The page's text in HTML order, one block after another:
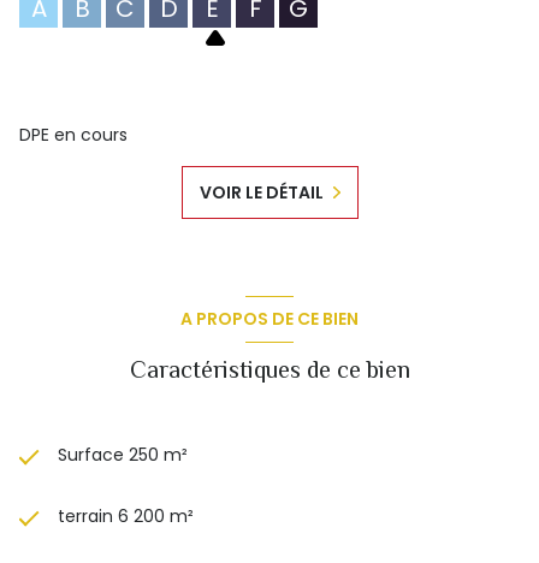
A B C D E F G
DPE en cours
VOIR LE DÉTAIL
A PROPOS DE CE BIEN
Caractéristiques de ce bien
Surface 250 m²
terrain 6 200 m²